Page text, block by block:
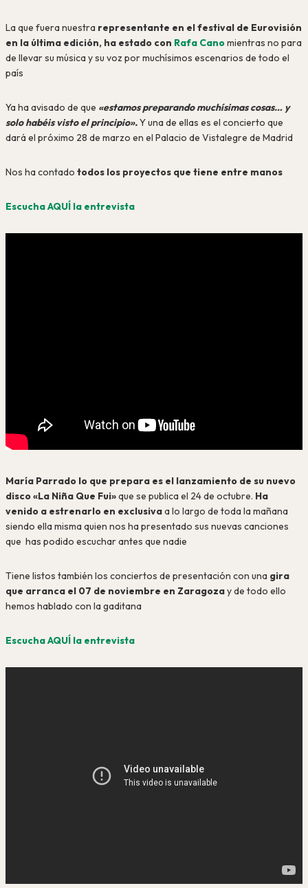
La que fuera nuestra representante en el festival de Eurovisión
en la última edición, ha estado con Rafa Canomientras no para
de llevar su música y su voz por muchísimos escenarios de todo el
país
Ya ha avisado de que «estamos preparando muchísimas cosas… y
solo habéis visto el principio».Y una de ellas es el concierto que
dará el próximo 28 de marzo en el Palacio de Vistalegre de Madrid
Nos ha contado todos los proyectos que tiene entre manos
Escucha AQUÍ la entrevista
María Parrado lo que prepara es el lanzamiento de su nuevo
disco «La Niña Que Fui»que se publica el 24 de octubre. Ha
venido a estrenarlo en exclusivaa lo largo de toda la mañana
siendo ella misma quien nos ha presentado sus nuevas canciones
que has podido escuchar antes que nadie
Tiene listos también los conciertos de presentación con una gira
que arranca el 07 de noviembre en Zaragozay de todo ello
hemos hablado con la gaditana
Escucha AQUÍ la entrevista